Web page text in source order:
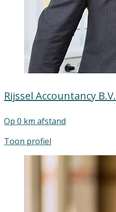
Rijssel Accountancy B.V.
Op 0 km afstand
Toon profiel